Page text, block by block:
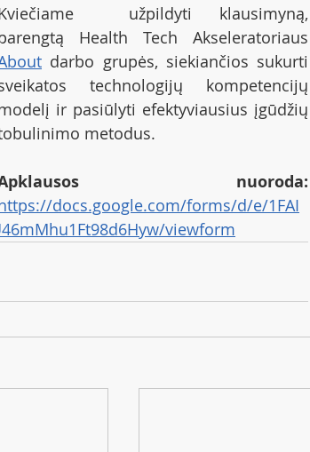
užpildyti klausimyną,
darbo grupės, siekiančios sukurti
technologijų kompetencijų
ir pasiūlyti efektyviausius įgūdžių
metodus.
nuoroda:
docs.google.com/forms/d/e/1FAI
viewform